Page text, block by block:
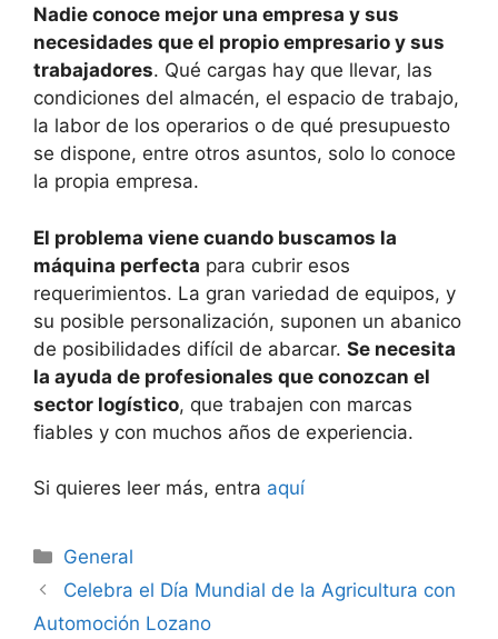
Nadie conoce mejor una empresa y sus
necesidades que el propio empresario y sus
trabajadores. Qué cargas hay que llevar, las
condiciones del almacén, el espacio de trabajo,
la labor de los operarios o de qué presupuesto
se dispone, entre otros asuntos, solo lo conoce
la propia empresa.
El problema viene cuando buscamos la
máquina perfecta para cubrir esos
requerimientos. La gran variedad de equipos, y
su posible personalización, suponen un abanico
de posibilidades difícil de abarcar. Se necesita
la ayuda de profesionales que conozcan el
sector logístico, que trabajen con marcas
fiables y con muchos años de experiencia.
Si quieres leer más, entra aquí
Categorías
General
Navegación
de
Celebra el Día Mundial de la Agricultura con
Automoción Lozano